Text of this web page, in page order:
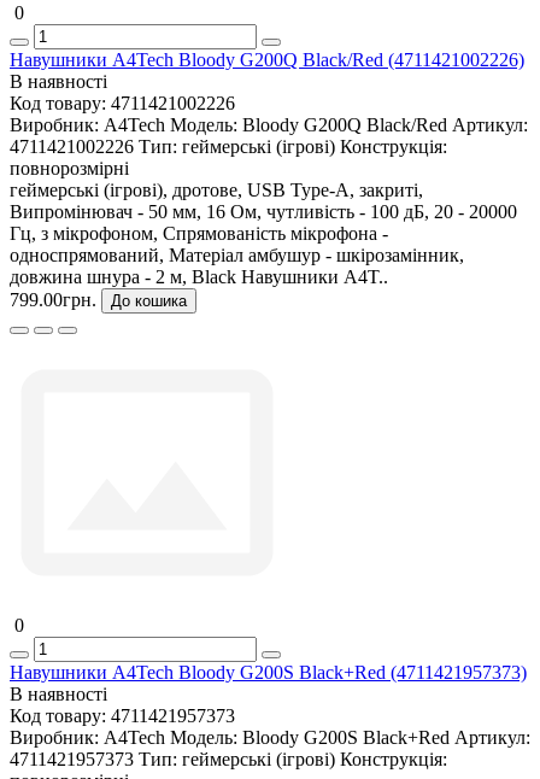
0
Навушники A4Tech Bloody G200Q Black/Red (4711421002226)
В наявності
Код товару: 4711421002226
Виробник: A4Tech Модель: Bloody G200Q Black/Red Артикул:
4711421002226 Тип: геймерські (ігрові) Конструкція:
повнорозмірні
геймерські (ігрові), дротове, USB Type-A, закриті,
Випромінювач - 50 мм, 16 Ом, чутливість - 100 дБ, 20 - 20000
Гц, з мікрофоном, Спрямованість мікрофона -
односпрямований, Матеріал амбушур - шкірозамінник,
довжина шнура - 2 м, Black Навушники A4T..
799.00грн.
До кошика
0
Навушники A4Tech Bloody G200S Black+Red (4711421957373)
В наявності
Код товару: 4711421957373
Виробник: A4Tech Модель: Bloody G200S Black+Red Артикул:
4711421957373 Тип: геймерські (ігрові) Конструкція: